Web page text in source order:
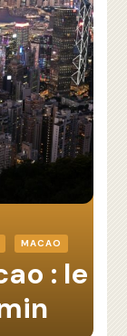
MACAO
: le